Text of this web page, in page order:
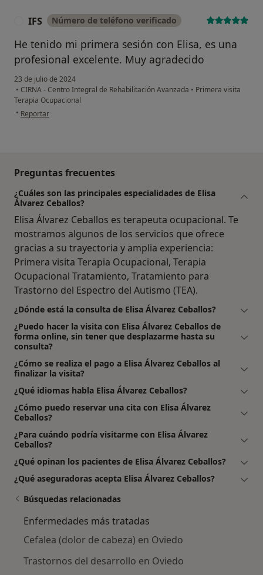
IFS Número de teléfono verificado
He tenido mi primera sesión con Elisa, es una
profesional excelente. Muy agradecido
23 de julio de 2024
• CIRNA - Centro Integral de Rehabilitación Avanzada • Primera visita
Terapia Ocupacional
• en opinión del usuario IFS
Reportar
Preguntas frecuentes
¿Cuáles son las principales especialidades de Elisa
Álvarez Ceballos?
Elisa Álvarez Ceballos es terapeuta ocupacional. Te
mostramos algunos de los servicios que ofrece
gracias a su trayectoria y amplia experiencia:
Primera visita Terapia Ocupacional, Terapia
Ocupacional Tratamiento, Tratamiento para
Trastorno del Espectro del Autismo (TEA).
¿Dónde está la consulta de Elisa Álvarez Ceballos?
¿Puedo hacer la visita con Elisa Álvarez Ceballos de
forma online, sin tener que desplazarme hasta su
consulta?
¿Cómo se realiza el pago a Elisa Álvarez Ceballos al
finalizar la visita?
¿Qué idiomas habla Elisa Álvarez Ceballos?
¿Cómo puedo reservar una cita con Elisa Álvarez
Ceballos?
¿Para cuándo podría visitarme con Elisa Álvarez
Ceballos?
¿Qué opinan los pacientes de Elisa Álvarez Ceballos?
¿Qué aseguradoras acepta Elisa Álvarez Ceballos?
Búsquedas relacionadas
Enfermedades más tratadas
Cefalea (dolor de cabeza) en Oviedo
Trastornos del desarrollo en Oviedo